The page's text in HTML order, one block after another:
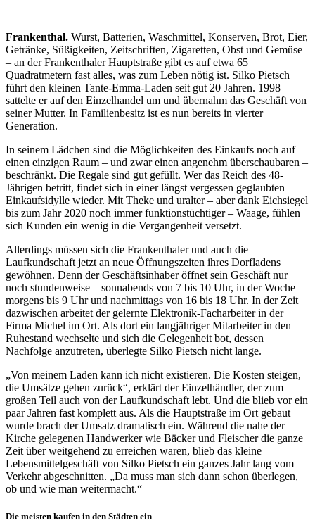
Frankenthal. Wurst, Batterien, Waschmittel, Konserven, Brot, Eier,
Getränke, Süßigkeiten, Zeitschriften, Zigaretten, Obst und Gemüse
– an der Frankenthaler Hauptstraße gibt es auf etwa 65
Quadratmetern fast alles, was zum Leben nötig ist. Silko Pietsch
führt den kleinen Tante-Emma-Laden seit gut 20 Jahren. 1998
sattelte er auf den Einzelhandel um und übernahm das Geschäft von
seiner Mutter. In Familienbesitz ist es nun bereits in vierter
Generation.
In seinem Lädchen sind die Möglichkeiten des Einkaufs noch auf
einen einzigen Raum – und zwar einen angenehm überschaubaren –
beschränkt. Die Regale sind gut gefüllt. Wer das Reich des 48-
Jährigen betritt, findet sich in einer längst vergessen geglaubten
Einkaufsidylle wieder. Mit Theke und uralter – aber dank Eichsiegel
bis zum Jahr 2020 noch immer funktionstüchtiger – Waage, fühlen
sich Kunden ein wenig in die Vergangenheit versetzt.
Allerdings müssen sich die Frankenthaler und auch die
Laufkundschaft jetzt an neue Öffnungszeiten ihres Dorfladens
gewöhnen. Denn der Geschäftsinhaber öffnet sein Geschäft nur
noch stundenweise – sonnabends von 7 bis 10 Uhr, in der Woche
morgens bis 9 Uhr und nachmittags von 16 bis 18 Uhr. In der Zeit
dazwischen arbeitet der gelernte Elektronik-Facharbeiter in der
Firma Michel im Ort. Als dort ein langjähriger Mitarbeiter in den
Ruhestand wechselte und sich die Gelegenheit bot, dessen
Nachfolge anzutreten, überlegte Silko Pietsch nicht lange.
„Von meinem Laden kann ich nicht existieren. Die Kosten steigen,
die Umsätze gehen zurück“, erklärt der Einzelhändler, der zum
großen Teil auch von der Laufkundschaft lebt. Und die blieb vor ein
paar Jahren fast komplett aus. Als die Hauptstraße im Ort gebaut
wurde brach der Umsatz dramatisch ein. Während die nahe der
Kirche gelegenen Handwerker wie Bäcker und Fleischer die ganze
Zeit über weitgehend zu erreichen waren, blieb das kleine
Lebensmittelgeschäft von Silko Pietsch ein ganzes Jahr lang vom
Verkehr abgeschnitten. „Da muss man sich dann schon überlegen,
ob und wie man weitermacht.“
Die meisten kaufen in den Städten ein